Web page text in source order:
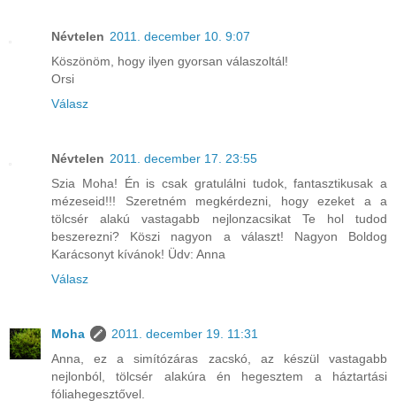
Névtelen 2011. december 10. 9:07
Köszönöm, hogy ilyen gyorsan válaszoltál!
Orsi
Válasz
Névtelen 2011. december 17. 23:55
Szia Moha! Én is csak gratulálni tudok, fantasztikusak a
mézeseid!!! Szeretném megkérdezni, hogy ezeket a a
tölcsér alakú vastagabb nejlonzacsikat Te hol tudod
beszerezni? Köszi nagyon a választ! Nagyon Boldog
Karácsonyt kívánok! Üdv: Anna
Válasz
Moha
2011. december 19. 11:31
Anna, ez a simítózáras zacskó, az készül vastagabb
nejlonból, tölcsér alakúra én hegesztem a háztartási
fóliahegesztővel.